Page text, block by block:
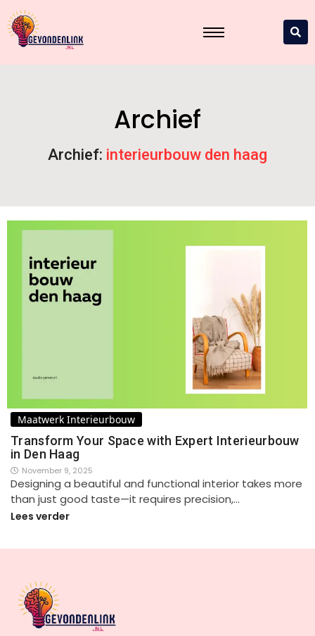
Archief
Archief: interieurbouw den haag
Maatwerk Interieurbouw
Transform Your Space with Expert Interieurbouw
in Den Haag
November 9, 2025
Designing a beautiful and functional interior takes more
than just good taste—it requires precision,…
Lees verder